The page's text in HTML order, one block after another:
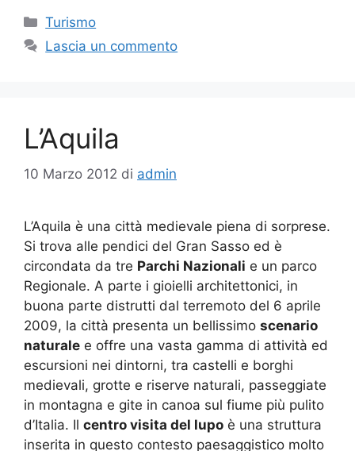
Categorie
Turismo
Lascia un commento
L’Aquila
10 Marzo 2012 di admin
L’Aquila è una città medievale piena di sorprese.
Si trova alle pendici del Gran Sasso ed è
circondata da tre Parchi Nazionali e un parco
Regionale. A parte i gioielli architettonici, in
buona parte distrutti dal terremoto del 6 aprile
2009, la città presenta un bellissimo scenario
naturale e offre una vasta gamma di attività ed
escursioni nei dintorni, tra castelli e borghi
medievali, grotte e riserve naturali, passeggiate
in montagna e gite in canoa sul fiume più pulito
d’Italia. Il centro visita del lupo è una struttura
inserita in questo contesto paesaggistico molto